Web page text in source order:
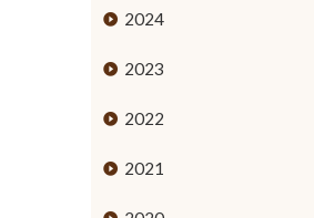
2024
2023
2022
2021